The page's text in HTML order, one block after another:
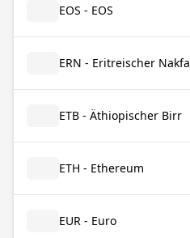
EOS - EOS
ERN - Eritreischer Nakfa
ETB - Äthiopischer Birr
ETH - Ethereum
EUR - Euro